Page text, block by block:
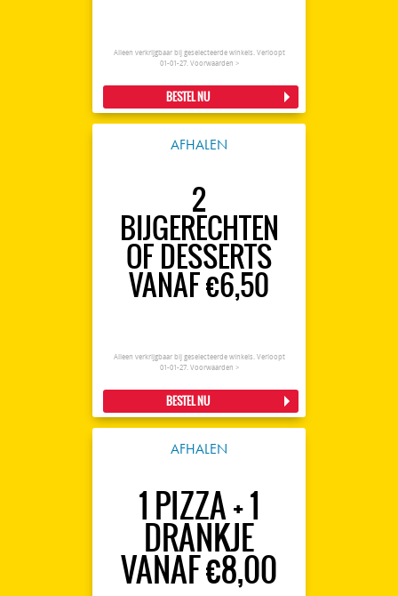
Alleen verkrijgbaar bij geselecteerde winkels. Verloopt
01-01-27. Voorwaarden >
BESTEL NU
AFHALEN
2
BIJGERECHTEN
OF DESSERTS
VANAF €6,50
Alleen verkrijgbaar bij geselecteerde winkels. Verloopt
01-01-27. Voorwaarden >
BESTEL NU
AFHALEN
1 PIZZA + 1
DRANKJE
VANAF €8,00